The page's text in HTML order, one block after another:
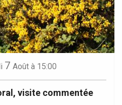
7 Août à 15:00
visite commentée